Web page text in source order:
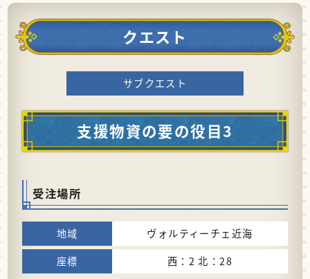
クエスト
サブクエスト
支援物資の要の役目3
受注場所
ヴォルティーチェ近海
西：2 北：28